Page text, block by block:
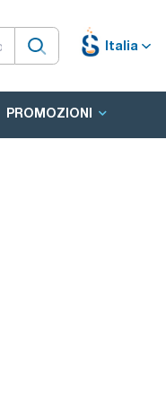
Italia
PROMOZIONI